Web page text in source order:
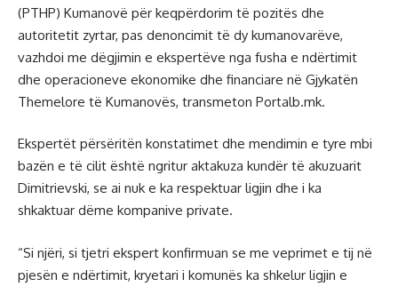
(PTHP) Kumanovë për keqpërdorim të pozitës dhe
autoritetit zyrtar, pas denoncimit të dy kumanovarëve,
vazhdoi me dëgjimin e ekspertëve nga fusha e ndërtimit
dhe operacioneve ekonomike dhe financiare në Gjykatën
Themelore të Kumanovës, transmeton Portalb.mk.
Ekspertët përsëritën konstatimet dhe mendimin e tyre mbi
bazën e të cilit është ngritur aktakuza kundër të akuzuarit
Dimitrievski, se ai nuk e ka respektuar ligjin dhe i ka
shkaktuar dëme kompanive private.
“Si njëri, si tjetri ekspert konfirmuan se me veprimet e tij në
pjesën e ndërtimit, kryetari i komunës ka shkelur ligjin e